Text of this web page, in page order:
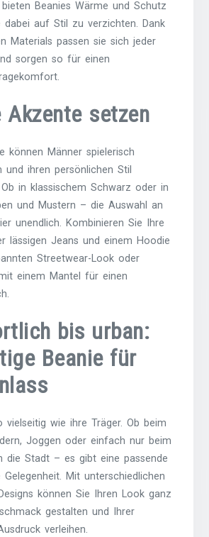
Beanies Wärme und Schutz
dabei auf Stil zu verzichten. Dank
Materials passen sie sich jeder
sorgen so für einen
Akzente setzen
können Männer spielerisch
und ihren persönlichen Stil
in klassischem Schwarz oder in
und Mustern – die Auswahl an
unendlich. Kombinieren Sie Ihre
lässigen Jeans und einem Hoodie
Streetwear-Look oder
einem Mantel für einen
bis urban:
Beanie für
vielseitig wie ihre Träger. Ob beim
Joggen oder einfach nur beim
die Stadt – es gibt eine passende
Mit unterschiedlichen
können Sie Ihren Look ganz
gestalten und Ihrer
verleihen.